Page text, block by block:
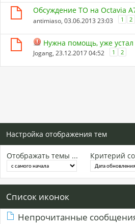
Обсуждение ТО на Octavia
antimiaso, 03.06.2013 23:03 1 2
Нужна помощь, уже устал
Jogang, 23.12.2017 04:52 1 2
Настройка отображения тем
Отображать темы ... Критерий
Список иконок
Непрочитанные